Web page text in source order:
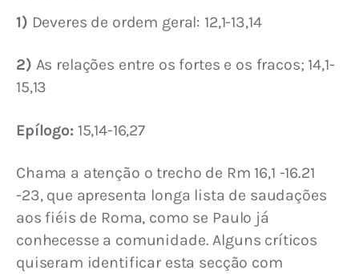
1) Deveres de ordem geral: 12,1-13,14
2) As relações entre os fortes e os fracos; 14,1-
15,13
Epílogo: 15,14-16,27
Chama a atenção o trecho de Rm 16,1 -16.21
-23, que apresenta longa lista de saudações
aos fiéis de Roma, como se Paulo já
conhecesse a comunidade. Alguns críticos
quiseram identificar esta secção com